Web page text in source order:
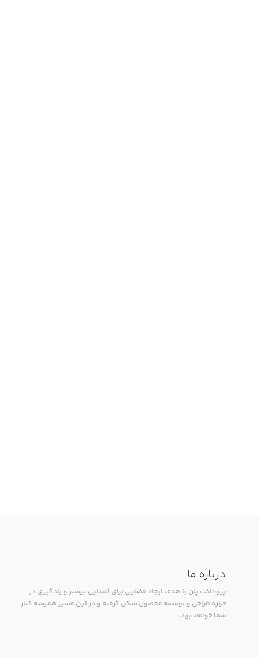
درباره ما
پروداکت پلن با هدف ایجاد فضایی برای آشنایی بیشتر و یادگیری در
حوزه طراحی و توسعه محصول شکل گرفته و در این مسیر همیشه کنار
شما خواهد بود.